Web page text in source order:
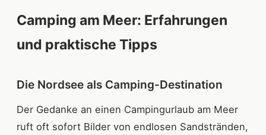
Camping am Meer: Erfahrungen
und praktische Tipps
Die Nordsee als Camping-Destination
Der Gedanke an einen Campingurlaub am Meer
ruft oft sofort Bilder von endlosen Sandstränden,